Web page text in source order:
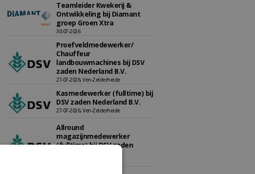
Teamleider Kwekerij &
Ontwikkeling bij Diamant
groep Groen Xtra
30-07-2026
Proefveldmedewerker/
Chauffeur
landbouwmachines bij DSV
zaden Nederland B.V.
27-07-2026, Ven-Zelderheide
Kasmedewerker (fulltime) bij
DSV zaden Nederland B.V.
27-07-2026, Ven-Zelderheide
Allround
magazijnmedewerker
(fulltime) bij DSV zaden